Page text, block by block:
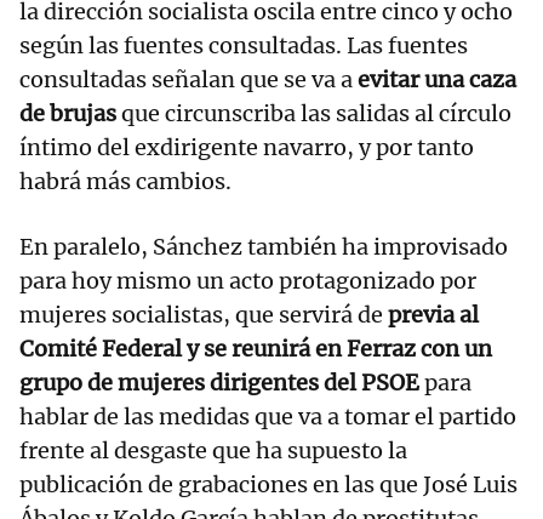
la dirección socialista oscila entre cinco y ocho
según las fuentes consultadas. Las fuentes
consultadas señalan que se va aevitar una caza
de brujasque circunscriba las salidas al círculo
íntimo del exdirigente navarro, y por tanto
habrá más cambios.
En paralelo, Sánchez también ha improvisado
para hoy mismo un acto protagonizado por
mujeres socialistas, que servirá de previa al
Comité Federal y se reunirá en Ferraz con un
grupo de mujeres dirigentes del PSOEpara
hablar de las medidas que va a tomar el partido
frente al desgaste que ha supuesto la
publicación de grabaciones en las que José Luis